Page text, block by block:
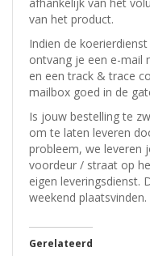
afhankelijk van het
van het product.
Indien de
ontvang je een e-mail
en een track & trace
mailbox goed in de
Is jouw bestelling te
om te laten leveren
probleem, we leveren
voordeur / straat op
eigen leveringsdienst.
weekend plaatsvinden.
Gerelateerd